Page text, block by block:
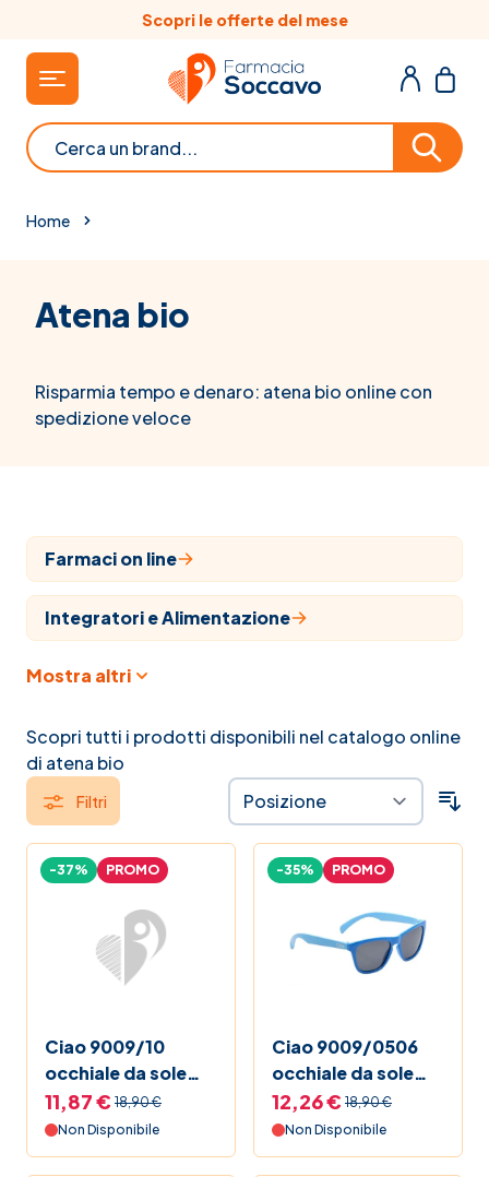
Salta al contenutoScopri le offerte del mese
Cerca
Home
Atena bio
Risparmia tempo e denaro: atena bio online con
spedizione veloce
Farmaci on line
Integratori e Alimentazione
Cosmesi
Articoli sanitari
Veterinaria
Farmaci
Veterinari
Naturopatia
Mostra altri
Scopri tutti i prodotti disponibili nel catalogo online
di atena bio
Filtri
Ciao 9009/10
occhiale da sole
bambino con lenti
polarizzate 1 paio
-37% PROMO
11,87 € 18,90 €
Non Disponibile
Ciao 9009/0506
occhiale da sole
bambino con lenti
polarizzate 1 paio
-35% PROMO
12,26 € 18,90 €
Non Disponibile